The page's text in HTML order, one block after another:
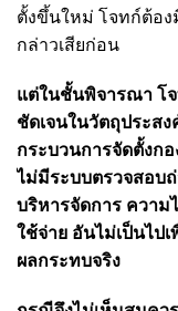
ตั้งขึ้นใหม่ โจทก์ต้อ
กล่าวเสียก่อน
แต่ในชั้นพิจารณา โ
ชัดเจนในวัตถุประส
กระบวนการจัดตั้งก
ไม่มีระบบตรวจสอบ
บริหารจัดการ ความ
ใช้จ่าย อันไม่เป็นไป
ผลกระทบจริง